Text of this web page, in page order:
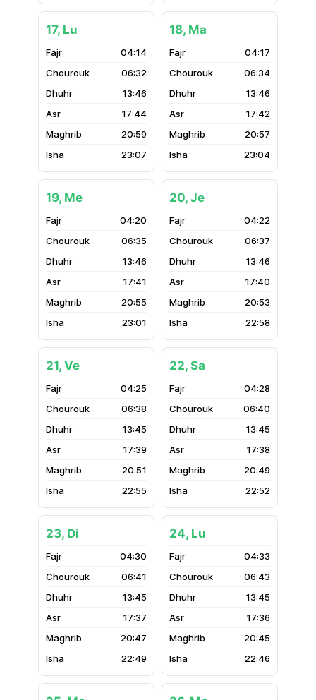
17, Lu
04:14
06:32
13:46
17:44
20:59
23:07
18, Ma
04:17
06:34
13:46
17:42
20:57
23:04
19, Me
04:20
06:35
13:46
17:41
20:55
23:01
20, Je
04:22
06:37
13:46
17:40
20:53
22:58
21, Ve
04:25
06:38
13:45
17:39
20:51
22:55
22, Sa
04:28
06:40
13:45
17:38
20:49
22:52
23, Di
04:30
06:41
13:45
17:37
20:47
22:49
24, Lu
04:33
06:43
13:45
17:36
20:45
22:46